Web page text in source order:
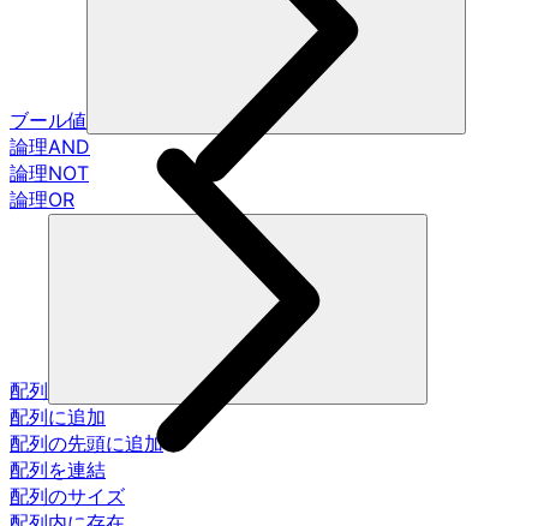
ブール値
論理AND
論理NOT
論理OR
配列
配列に追加
配列の先頭に追加
配列を連結
配列のサイズ